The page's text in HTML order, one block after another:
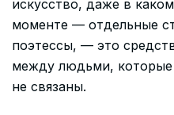
искусство, даже в
моменте — отдельные
поэтессы, — это
между людьми,
не связаны.